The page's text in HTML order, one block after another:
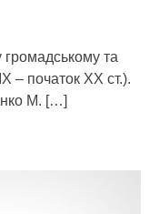
та
– початок ХХ ст.).
М. […]